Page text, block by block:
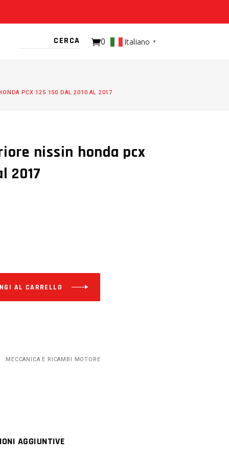
0 Italiano ▼
PCX 125 150 DAL 2010 AL 2017
nissin honda pcx
2017
AL CARRELLO
MECCANICA E RICAMBI MOTORE
AGGIUNTIVE